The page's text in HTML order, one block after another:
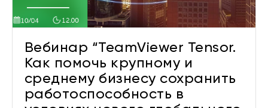
Вебинар “TeamViewer Tensor.
Как помочь крупному и
среднему бизнесу сохранить
работоспособность в